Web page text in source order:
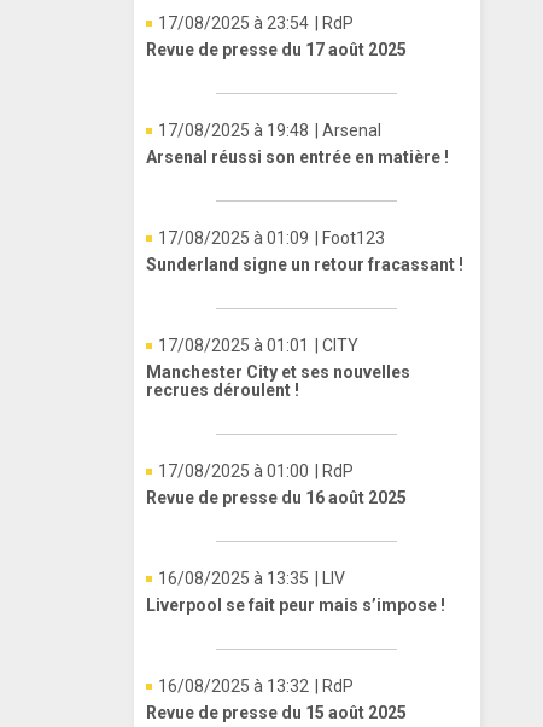
17/08/2025 à 23:54
| RdP
Revue de presse du 17 août 2025
17/08/2025 à 19:48
| Arsenal
Arsenal réussi son entrée en matière !
17/08/2025 à 01:09
| Foot123
Sunderland signe un retour fracassant !
17/08/2025 à 01:01
| CITY
Manchester City et ses nouvelles
recrues déroulent !
17/08/2025 à 01:00
| RdP
Revue de presse du 16 août 2025
16/08/2025 à 13:35
| LIV
Liverpool se fait peur mais s’impose !
16/08/2025 à 13:32
| RdP
Revue de presse du 15 août 2025